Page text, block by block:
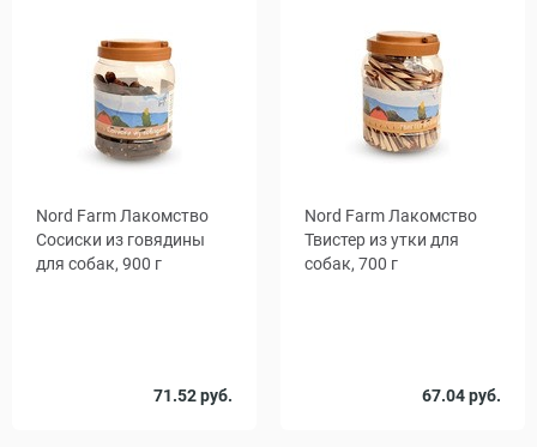
Nord Farm Лакомство
Сосиски из говядины
для собак, 900 г
71.52 руб.
Nord Farm Лакомство
Твистер из утки для
собак, 700 г
67.04 руб.